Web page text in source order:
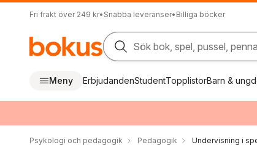
Fri frakt över 249 kr• Snabba leveranser• Billiga böcker
Sök bok, spel, pussel,
Meny ErbjudandenStudentTopplistorBarn &
Psykologi och pedagogik Pedagogik Undervisning i